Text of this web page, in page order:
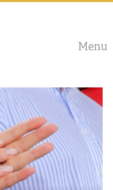
Menu